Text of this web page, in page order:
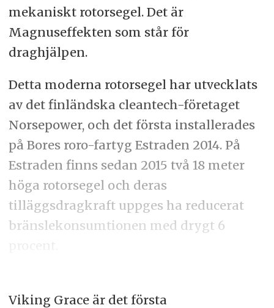
mekaniskt rotorsegel. Det är
Magnuseffekten som står för
draghjälpen.
Detta moderna rotorsegel har utvecklats
av det finländska cleantech-företaget
Norsepower, och det första installerades
på Bores roro-fartyg Estraden 2014. På
Estraden finns sedan 2015 två 18 meter
höga rotorsegel och deras
tilläggsdragkraft uppges ha reducerat
bränslekonsumtionen med drygt 6
Viking Grace är det första